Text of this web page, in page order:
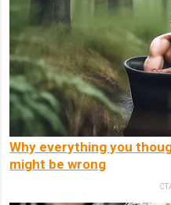
Why everything you
might be wrong